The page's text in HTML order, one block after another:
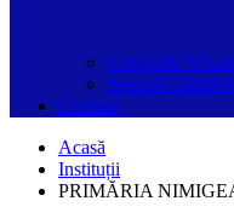
Grupurile
Spațiul Ghidul
Contact
Acasă
Instituții
PRIMĂRIA